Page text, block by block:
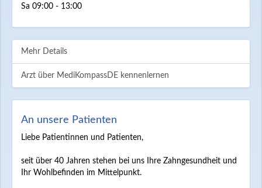
Sa 09:00 - 13:00
Mehr Details
Arzt über MediKompassDE kennenlernen
An unsere Patienten
Liebe Patientinnen und Patienten,
seit über 40 Jahren stehen bei uns Ihre Zahngesundheit und
Ihr Wohlbefinden im Mittelpunkt.